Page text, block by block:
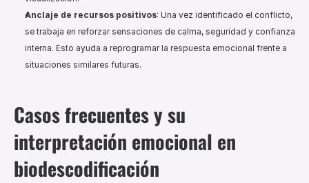
Anclaje de recursos positivos: Una vez identificado el conflicto,
se trabaja en reforzar sensaciones de calma, seguridad y confianza
interna. Esto ayuda a reprogramar la respuesta emocional frente a
situaciones similares futuras.
Casos frecuentes y su
interpretación emocional en
biodescodificación